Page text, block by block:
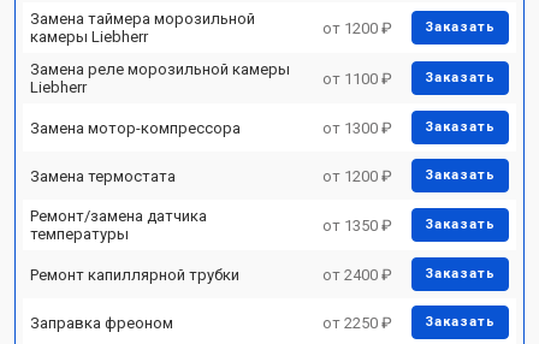
Замена таймера морозильной
камеры Liebherr
от 1200 ₽ Заказать
Замена реле морозильной камеры
Liebherr
от 1100 ₽ Заказать
Замена мотор-компрессора от 1300 ₽ Заказать
Замена термостата от 1200 ₽ Заказать
Ремонт/замена датчика
температуры
от 1350 ₽ Заказать
Ремонт капиллярной трубки от 2400 ₽ Заказать
Заправка фреоном от 2250 ₽ Заказать